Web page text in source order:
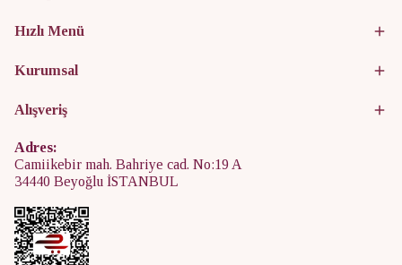
Hızlı Menü
Kurumsal
Alışveriş
Adres:
Camiikebir mah. Bahriye cad. No:19 A
34440 Beyoğlu İSTANBUL